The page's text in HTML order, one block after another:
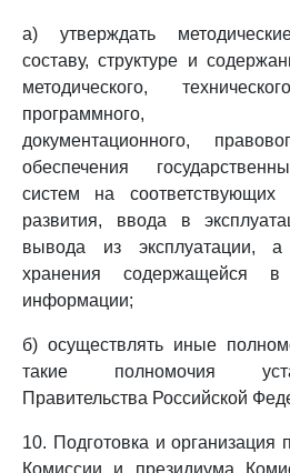
а) утверждать
составу, структуре и
методического,
программного,
документационного,
обеспечения
систем на соответствующих
развития, ввода в
вывода из эксплуатации,
хранения содержащейся
информации;
б) осуществлять иные
такие полномочия
Правительства Российской
10. Подготовка и организация
Комиссии и президиума